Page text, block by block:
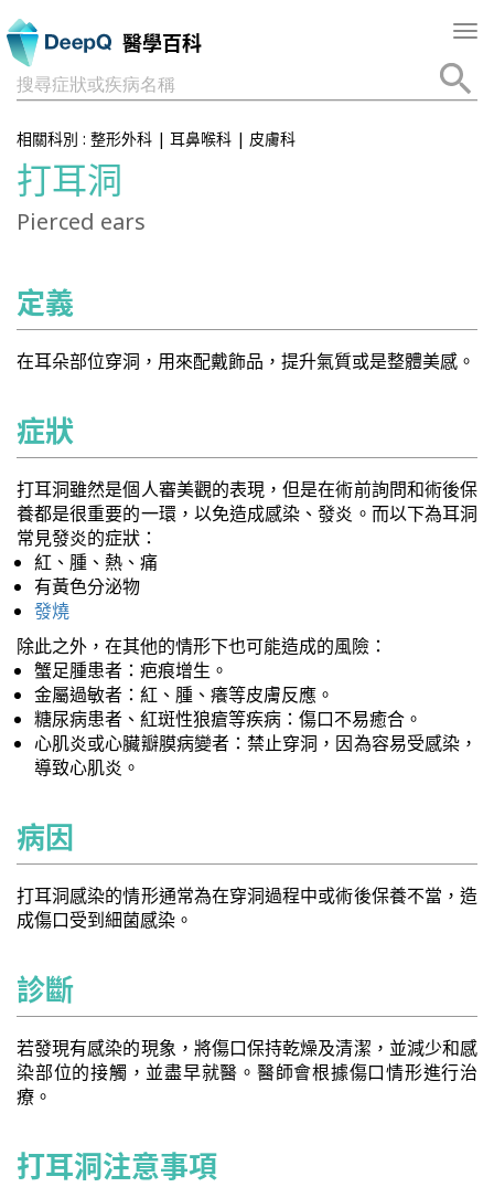
醫學百科
搜尋症狀或疾病名稱
相關科別 : 整形外科 | 耳鼻喉科 | 皮膚科
打耳洞
Pierced ears
定義
在耳朵部位穿洞，用來配戴飾品，提升氣質或是整體美感。
症狀
打耳洞雖然是個人審美觀的表現，但是在術前詢問和術後保
養都是很重要的一環，以免造成感染、發炎。而以下為耳洞
常見發炎的症狀：
紅、腫、熱、痛
有黃色分泌物
發燒
除此之外，在其他的情形下也可能造成的風險：
蟹足腫患者：疤痕增生。
金屬過敏者：紅、腫、癢等皮膚反應。
糖尿病患者、紅斑性狼瘡等疾病：傷口不易癒合。
心肌炎或心臟瓣膜病變者：禁止穿洞，因為容易受感染，
導致心肌炎。
病因
打耳洞感染的情形通常為在穿洞過程中或術後保養不當，造
成傷口受到細菌感染。
診斷
若發現有感染的現象，將傷口保持乾燥及清潔，並減少和感
染部位的接觸，並盡早就醫。醫師會根據傷口情形進行治
療。
打耳洞注意事項